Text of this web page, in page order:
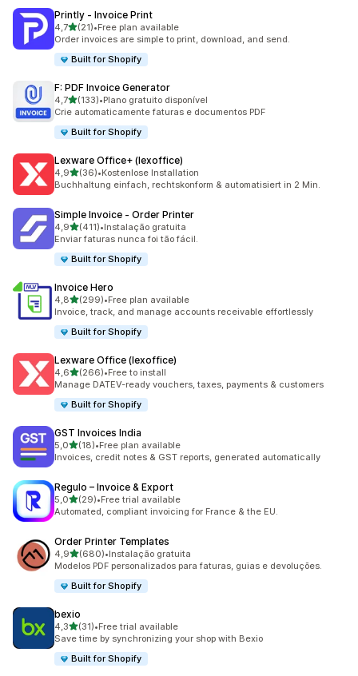
Printly ‑ Invoice Print
4,7de 5 estrelas
(21)
21 total de avaliações
•Free plan available
Order invoices are simple to print, download, and send.
Built for Shopify
F: PDF Invoice Generator
4,7de 5 estrelas
(133)
133 total de avaliações
•Plano gratuito disponível
Crie automaticamente faturas e documentos PDF
Built for Shopify
Lexware Office+ (lexoffice)
4,9de 5 estrelas
(36)
36 total de avaliações
•Kostenlose Installation
Buchhaltung einfach, rechtskonform & automatisiert in 2 Min.
Simple Invoice ‑ Order Printer
4,9de 5 estrelas
(411)
411 total de avaliações
•Instalação gratuita
Enviar faturas nunca foi tão fácil.
Built for Shopify
Invoice Hero
4,8de 5 estrelas
(299)
299 total de avaliações
•Free plan available
Invoice, track, and manage accounts receivable effortlessly
Built for Shopify
Lexware Office (lexoffice)
4,6de 5 estrelas
(266)
266 total de avaliações
•Free to install
Manage DATEV-ready vouchers, taxes, payments & customers
Built for Shopify
GST Invoices India
5,0de 5 estrelas
(18)
18 total de avaliações
•Free plan available
Invoices, credit notes & GST reports, generated automatically
Regulo – Invoice & Export
5,0de 5 estrelas
(29)
29 total de avaliações
•Free trial available
Automated, compliant invoicing for France & the EU.
Order Printer Templates
4,9de 5 estrelas
(680)
680 total de avaliações
•Instalação gratuita
Modelos PDF personalizados para faturas, guias e devoluções.
Built for Shopify
bexio
4,3de 5 estrelas
(31)
31 total de avaliações
•Free trial available
Save time by synchronizing your shop with Bexio
Built for Shopify